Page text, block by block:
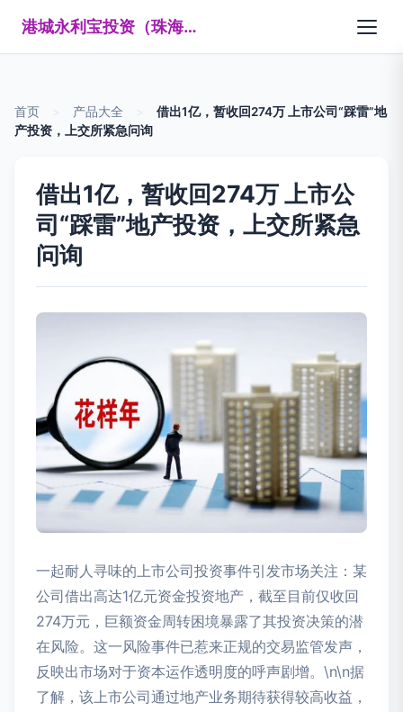
港城永利宝投资（珠海）有限公司
首页 产品大全
借出1亿，暂收回274万 上市公司“踩雷”地
产投资，上交所紧急问询
借出1亿，暂收回274万 上市公
司“踩雷”地产投资，上交所紧急
问询
一起耐人寻味的上市公司投资事件引发市场关注：某
公司借出高达1亿元资金投资地产，截至目前仅收回
274万元，巨额资金周转困境暴露了其投资决策的潜
在风险。这一风险事件已惹来正规的交易监管发声，
反映出市场对于资本运作透明度的呼声剧增。\n\n据
了解，该上市公司通过地产业务期待获得较高收益，